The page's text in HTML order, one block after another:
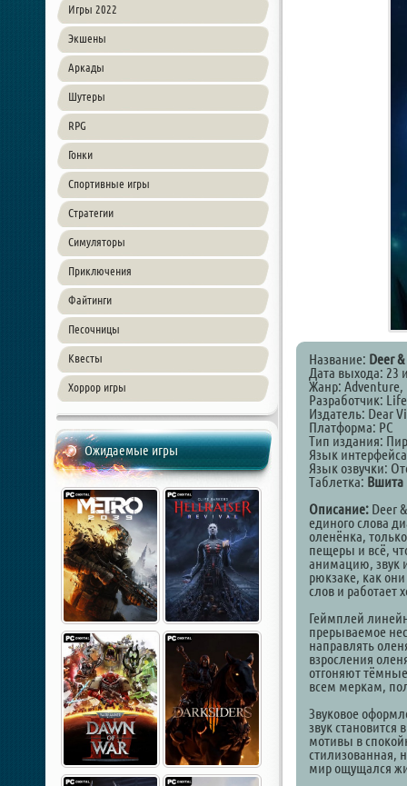
Игры 2022
Экшены
Аркады
Шутеры
RPG
Гонки
Спортивные игры
Стратегии
Симуляторы
Приключения
Файтинги
Песочницы
Квесты
Хоррор игры
Ожидаемые игры
Название: Deer &
Дата выхода: 23
Жанр:
Разработчик:
Издатель: Dear
Платформа: PC
Тип издания:
Язык
Язык озвучки:
Таблетка: Вшита
Описание: Deer
единого слова
оленёнка,
пещеры и всё,
анимацию, звук
рюкзаке, как
слов и работает
Геймплей
прерываемое
направлять
взросления
отгоняют
всем меркам,
Звуковое
звук
мотивы в
стилизованная,
мир ощущался